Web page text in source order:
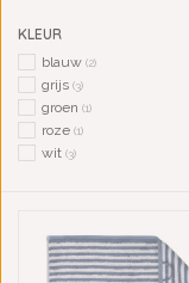
KLEUR
blauw (2)
grijs (3)
groen (1)
roze (1)
wit (3)